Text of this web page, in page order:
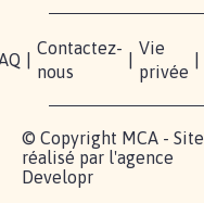
Contactez-
nous
Vie
privée
© Copyright MCA - Site
réalisé par l'agence
Developr